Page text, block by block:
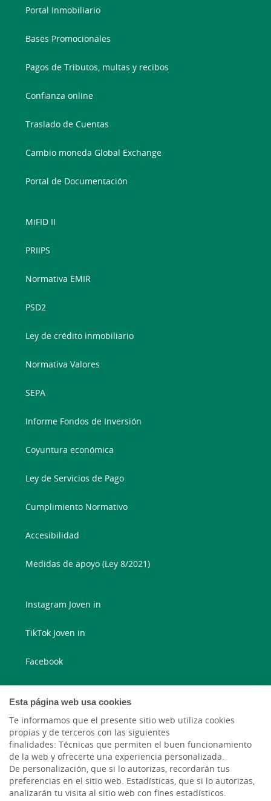
Esta página web usa cookies
Te informamos que el presente sitio web utiliza cookies
propias y de terceros con las siguientes
finalidades: Técnicas que permiten el buen funcionamiento
de la web y ofrecerte una experiencia personalizada.
De personalización, que si lo autorizas, recordarán tus
preferencias en el sitio web. Estadísticas, que si lo autorizas,
analizarán tu visita al sitio web con fines estadísticos.
Portal Inmobiliario
Bases Promocionales
Pagos de Tributos, multas y recibos
Confianza online
Traslado de Cuentas
Cambio moneda Global Exchange
Portal de Documentación
MiFID II
PRIIPS
Normativa EMIR
PSD2
Ley de crédito inmobiliario
Normativa Valores
SEPA
Informe Fondos de Inversión
Coyuntura económica
Ley de Servicios de Pago
Cumplimiento Normativo
Accesibilidad
Medidas de apoyo (Ley 8/2021)
Instagram Joven in
TikTok Joven in
Facebook
Instagram
X
LinkedIn
YouTube